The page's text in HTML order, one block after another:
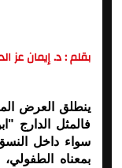
بقلم : د. إيمان عز
ينطلق العرض
فالمثل الدارج
سواء داخل
بمعناه